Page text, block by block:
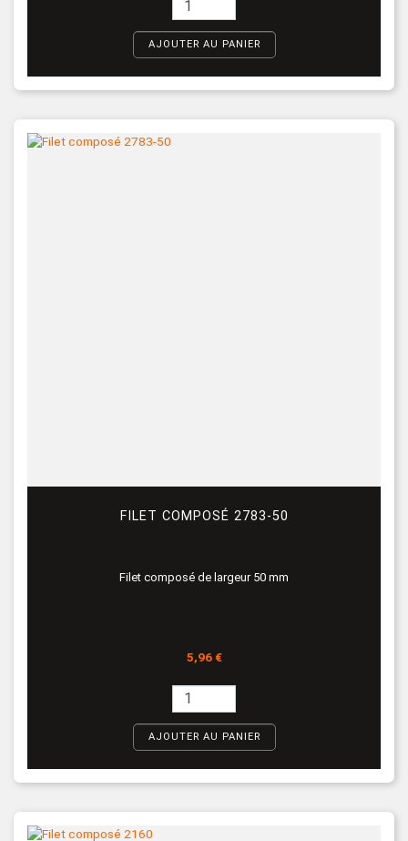
AJOUTER AU PANIER
FILET COMPOSÉ 2783-50
Filet composé de largeur 50 mm
Prix
5,96 €
AJOUTER AU PANIER